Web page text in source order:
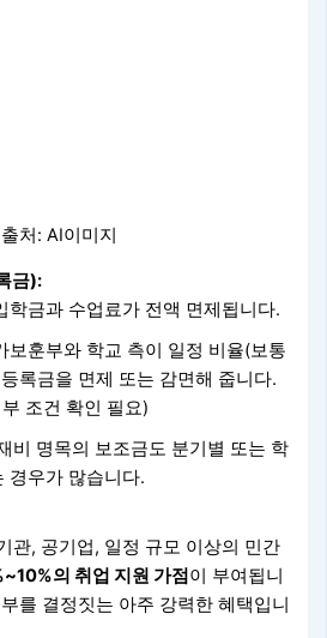
출처: AI이미지
금):
학금과 수업료가 전액 면제됩니다.
보훈부와 학교 측이 일정 비율(보통
록금을 면제 또는 감면해 줍니다.
조건 확인 필요)
비 명목의 보조금도 분기별 또는 학
경우가 많습니다.
관, 공기업, 일정 규모 이상의 민간
의 취업 지원 가점이 부여됩니
를 결정짓는 아주 강력한 혜택입니